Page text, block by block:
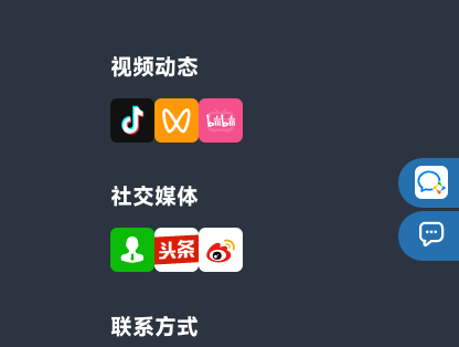
视频动态
社交媒体
联系方式